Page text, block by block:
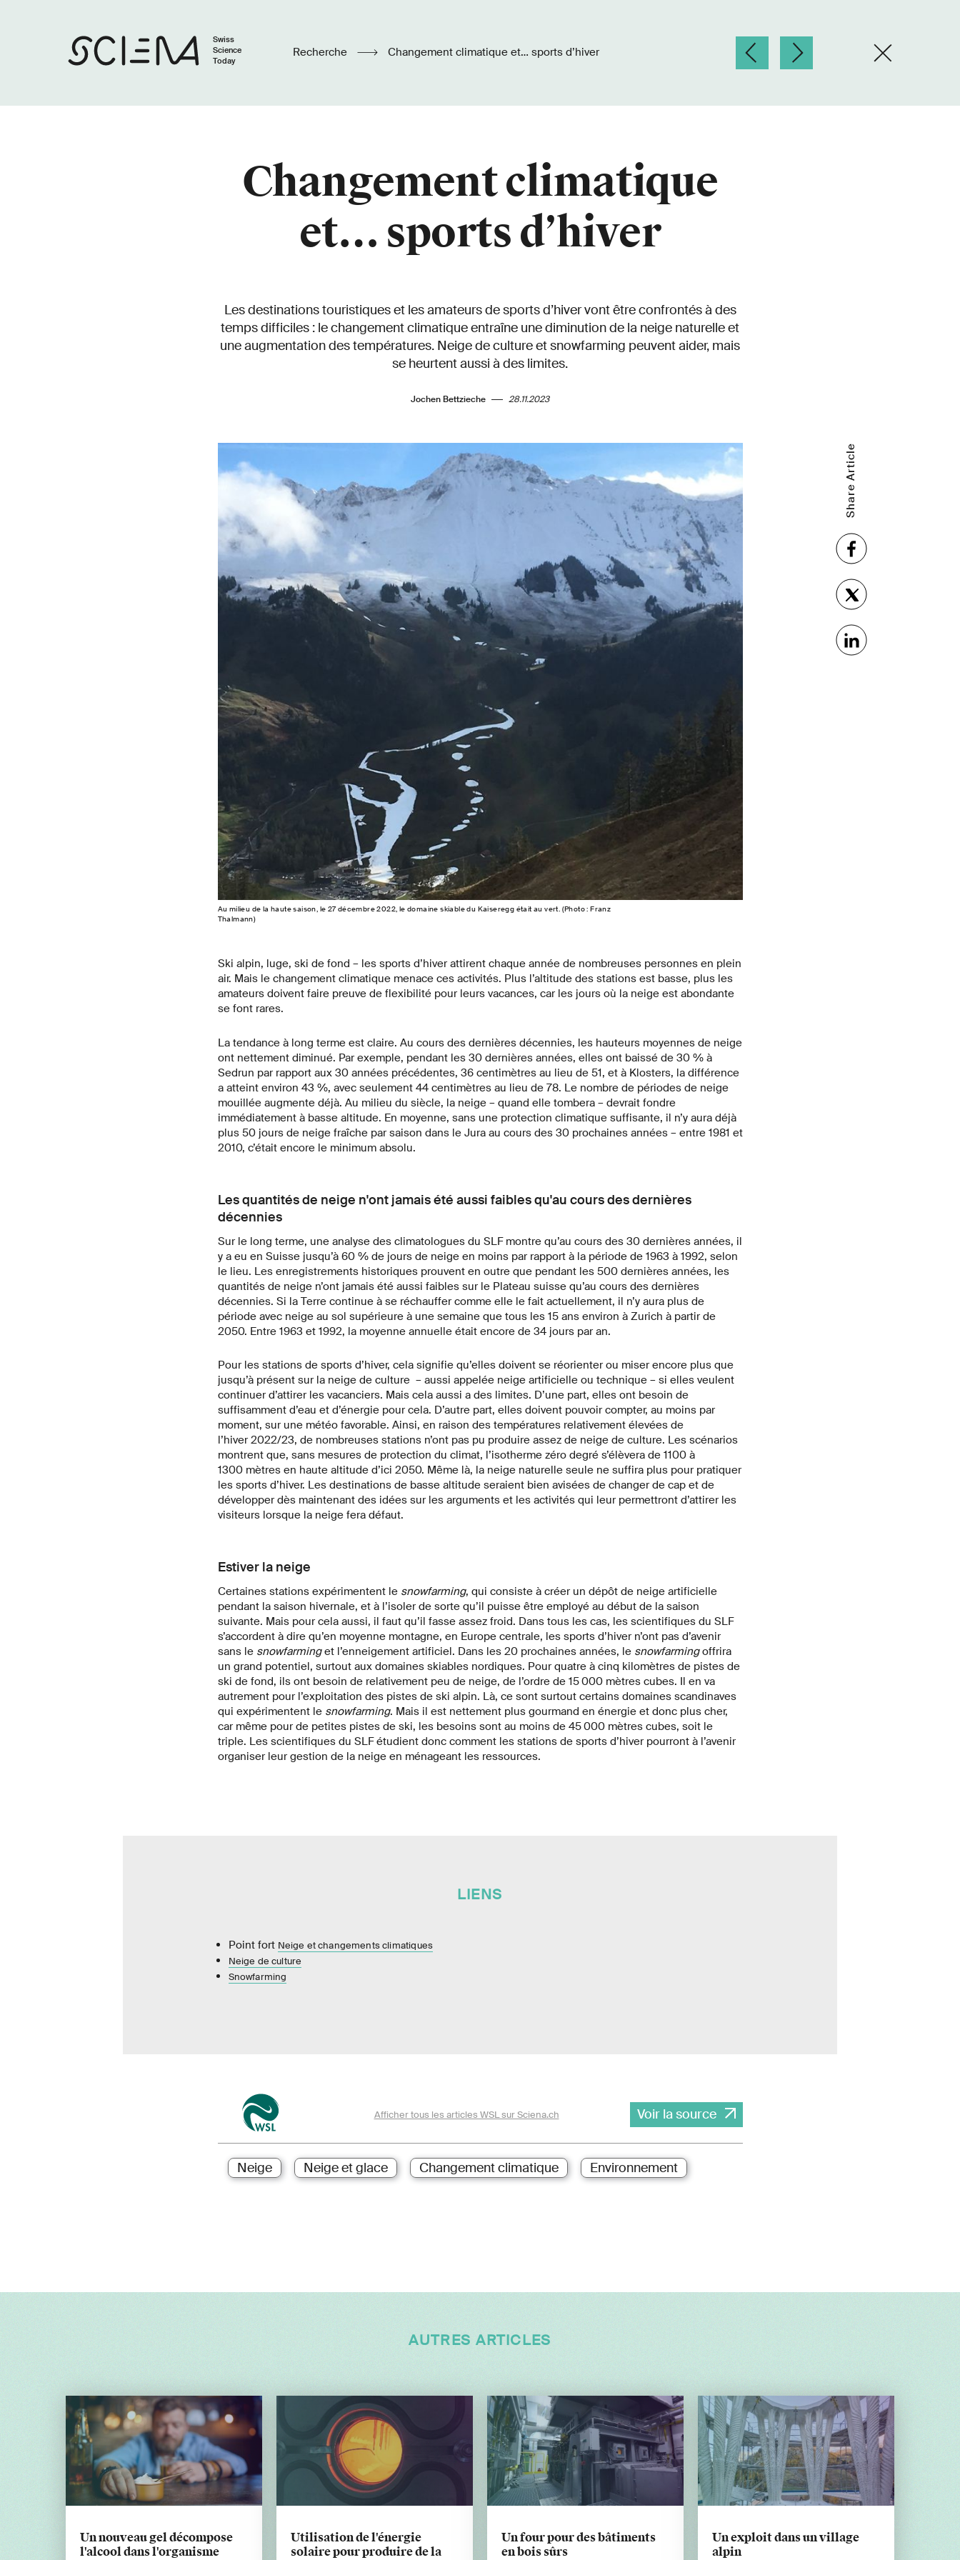
Swiss
Science
Today
Recherche Changement climatique et… sports d’hiver
Changement climatique
et… sports d’hiver
Les destinations touristiques et les amateurs de sports d’hiver vont être confrontés à des
temps difficiles : le changement climatique entraîne une diminution de la neige naturelle et
une augmentation des températures. Neige de culture et snowfarming peuvent aider, mais
se heurtent aussi à des limites.
Jochen Bettzieche 28.11.2023
Au milieu de la haute saison, le 27 décembre 2022, le domaine skiable du Kaiseregg était au vert. (Photo : Franz
Thalmann)
Share Article
Ski alpin, luge, ski de fond – les sports d’hiver attirent chaque année de nombreuses personnes en plein
air. Mais le changement climatique menace ces activités. Plus l’altitude des stations est basse, plus les
amateurs doivent faire preuve de flexibilité pour leurs vacances, car les jours où la neige est abondante
se font rares.
La tendance à long terme est claire. Au cours des dernières décennies, les hauteurs moyennes de neige
ont nettement diminué. Par exemple, pendant les 30 dernières années, elles ont baissé de 30 % à
Sedrun par rapport aux 30 années précédentes, 36 centimètres au lieu de 51, et à Klosters, la différence
a atteint environ 43 %, avec seulement 44 centimètres au lieu de 78. Le nombre de périodes de neige
mouillée augmente déjà. Au milieu du siècle, la neige – quand elle tombera – devrait fondre
immédiatement à basse altitude. En moyenne, sans une protection climatique suffisante, il n’y aura déjà
plus 50 jours de neige fraîche par saison dans le Jura au cours des 30 prochaines années – entre 1981 et
2010, c’était encore le minimum absolu.
Les quantités de neige n'ont jamais été aussi faibles qu'au cours des dernières
décennies
Sur le long terme, une analyse des climatologues du SLF montre qu’au cours des 30 dernières années, il
y a eu en Suisse jusqu’à 60 % de jours de neige en moins par rapport à la période de 1963 à 1992, selon
le lieu. Les enregistrements historiques prouvent en outre que pendant les 500 dernières années, les
quantités de neige n’ont jamais été aussi faibles sur le Plateau suisse qu’au cours des dernières
décennies. Si la Terre continue à se réchauffer comme elle le fait actuellement, il n’y aura plus de
période avec neige au sol supérieure à une semaine que tous les 15 ans environ à Zurich à partir de
2050. Entre 1963 et 1992, la moyenne annuelle était encore de 34 jours par an.
Pour les stations de sports d’hiver, cela signifie qu’elles doivent se réorienter ou miser encore plus que
jusqu’à présent sur la neige de culture – aussi appelée neige artificielle ou technique – si elles veulent
continuer d’attirer les vacanciers. Mais cela aussi a des limites. D’une part, elles ont besoin de
suffisamment d’eau et d’énergie pour cela. D’autre part, elles doivent pouvoir compter, au moins par
moment, sur une météo favorable. Ainsi, en raison des températures relativement élevées de
l’hiver 2022/23, de nombreuses stations n’ont pas pu produire assez de neige de culture. Les scénarios
montrent que, sans mesures de protection du climat, l’isotherme zéro degré s’élèvera de 1100 à
1300 mètres en haute altitude d’ici 2050. Même là, la neige naturelle seule ne suffira plus pour pratiquer
les sports d’hiver. Les destinations de basse altitude seraient bien avisées de changer de cap et de
développer dès maintenant des idées sur les arguments et les activités qui leur permettront d’attirer les
visiteurs lorsque la neige fera défaut.
Estiver la neige
Certaines stations expérimentent le snowfarming, qui consiste à créer un dépôt de neige artificielle
pendant la saison hivernale, et à l’isoler de sorte qu’il puisse être employé au début de la saison
suivante. Mais pour cela aussi, il faut qu’il fasse assez froid. Dans tous les cas, les scientifiques du SLF
s’accordent à dire qu’en moyenne montagne, en Europe centrale, les sports d’hiver n’ont pas d’avenir
sans le snowfarminget l’enneigement artificiel. Dans les 20 prochaines années, le snowfarmingoffrira
un grand potentiel, surtout aux domaines skiables nordiques. Pour quatre à cinq kilomètres de pistes de
ski de fond, ils ont besoin de relativement peu de neige, de l’ordre de 15 000 mètres cubes. Il en va
autrement pour l’exploitation des pistes de ski alpin. Là, ce sont surtout certains domaines scandinaves
qui expérimentent le snowfarming. Mais il est nettement plus gourmand en énergie et donc plus cher,
car même pour de petites pistes de ski, les besoins sont au moins de 45 000 mètres cubes, soit le
triple. Les scientifiques du SLF étudient donc comment les stations de sports d’hiver pourront à l’avenir
organiser leur gestion de la neige en ménageant les ressources.
LIENS
Point fort Neige et changements climatiques
Neige de culture
Snowfarming
Afficher tous les articles WSL sur Sciena.ch Voir la source
Neige Neige et glace Changement climatique Environnement
AUTRES ARTICLES
Un nouveau gel décompose
l'alcool dans l'organisme
Utilisation de l'énergie
solaire pour produire de la
Un four pour des bâtiments
en bois sûrs
Un exploit dans un village
alpin